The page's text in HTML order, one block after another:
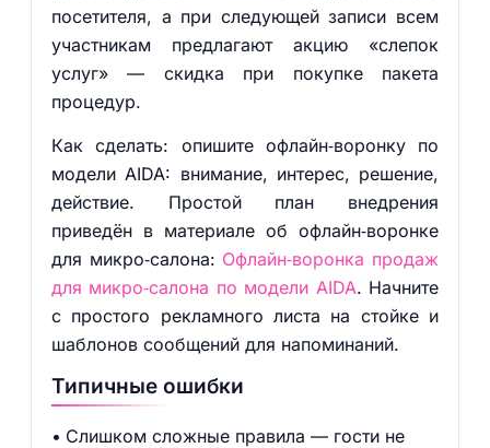
посетителя, а при следующей записи всем
участникам предлагают акцию «слепок
услуг» — скидка при покупке пакета
процедур.
Как сделать: опишите офлайн‑воронку по
модели AIDA: внимание, интерес, решение,
действие. Простой план внедрения
приведён в материале об офлайн‑воронке
для микро‑салона: Офлайн‑воронка продаж
для микро‑салона по модели AIDA. Начните
с простого рекламного листа на стойке и
шаблонов сообщений для напоминаний.
Типичные ошибки
Слишком сложные правила — гости не